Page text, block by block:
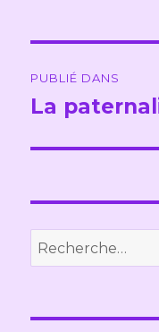
de
PUBLIÉ DANS
La
Recherche
pour :